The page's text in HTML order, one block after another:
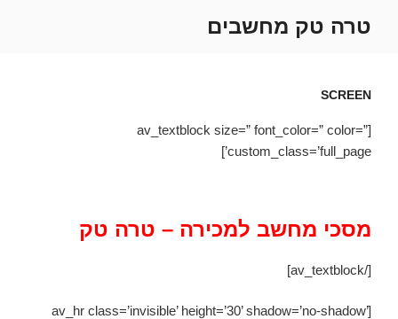
לתוכןטרה טק מחשבים
SCREEN
[av_textblock size=” font_color=” color=”
custom_class=’full_page’]
מסכי מחשב למכירה – טרה טק
[/av_textblock]
[av_hr class=’invisible’ height=’30’ shadow=’no-shadow’